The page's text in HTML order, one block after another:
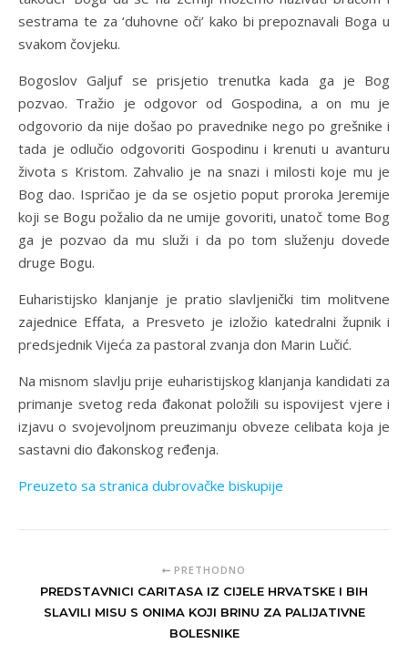
sestrama te za ‘duhovne oči’ kako bi prepoznavali Boga u
svakom čovjeku.
Bogoslov Galjuf se prisjetio trenutka kada ga je Bog
pozvao. Tražio je odgovor od Gospodina, a on mu je
odgovorio da nije došao po pravednike nego po grešnike i
tada je odlučio odgovoriti Gospodinu i krenuti u avanturu
života s Kristom. Zahvalio je na snazi i milosti koje mu je
Bog dao. Ispričao je da se osjetio poput proroka Jeremije
koji se Bogu požalio da ne umije govoriti, unatoč tome Bog
ga je pozvao da mu služi i da po tom služenju dovede
druge Bogu.
Euharistijsko klanjanje je pratio slavljenički tim molitvene
zajednice Effata, a Presveto je izložio katedralni župnik i
predsjednik Vijeća za pastoral zvanja don Marin Lučić.
Na misnom slavlju prije euharistijskog klanjanja kandidati za
primanje svetog reda đakonat položili su ispovijest vjere i
izjavu o svojevoljnom preuzimanju obveze celibata koja je
sastavni dio đakonskog ređenja.
Preuzeto sa stranica dubrovačke biskupije
PRETHODNO
PREDSTAVNICI CARITASA IZ CIJELE HRVATSKE I BIH
SLAVILI MISU S ONIMA KOJI BRINU ZA PALIJATIVNE
BOLESNIKE